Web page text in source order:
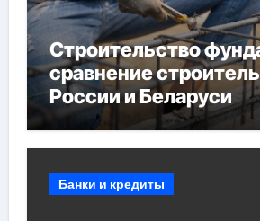
Строительство
сравнение
России и Беларуси
Банки и кредиты